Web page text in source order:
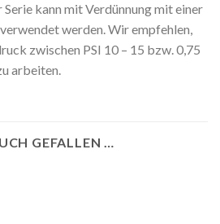
kann mit Verdünnung mit einer
werden. Wir empfehlen,
zwischen PSI 10 – 15 bzw. 0,75
arbeiten.
GEFALLEN …